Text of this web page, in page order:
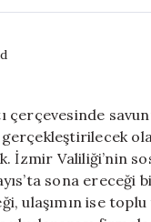
çerçevesinde
gerçekleştirilecek
Valiliği’nin
sona
ulaşımın ise